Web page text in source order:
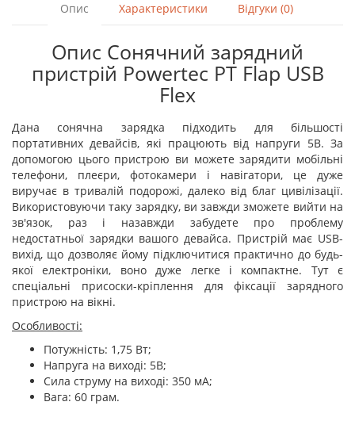
Опис Характеристики Відгуки (0)
Опис Сонячний зарядний
пристрій Powertec PT Flap USB
Flex
Дана сонячна зарядка підходить для більшості
портативних девайсів, які працюють від напруги 5В. За
допомогою цього пристрою ви можете зарядити мобільні
телефони, плеєри, фотокамери і навігатори, це дуже
виручає в тривалій подорожі, далеко від благ цивілізації.
Використовуючи таку зарядку, ви завжди зможете вийти на
зв'язок, раз і назавжди забудете про проблему
недостатньої зарядки вашого девайса. Пристрій має USB-
вихід, що дозволяє йому підключитися практично до будь-
якої електроніки, воно дуже легке і компактне. Тут є
спеціальні присоски-кріплення для фіксації зарядного
пристрою на вікні.
Особливості:
Потужність: 1,75 Вт;
Напруга на виході: 5В;
Сила струму на виході: 350 мА;
Вага: 60 грам.